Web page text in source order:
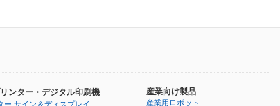
ンター・デジタル印刷機
ー サイン＆ディスプレイ
産業向け製品
産業用ロボット